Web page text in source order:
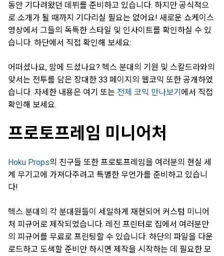
동안 기다려왔던 데뷔를 준비하고 있습니다. 하지만 공식적으
로 소개가 될 때까지 기다리실 필요는 없어요! 새로운 쇼케이스
영상에서 그들의 독특한 스타일 및 인사이트를 확인하실 수 있
습니다. 하단에서 직접 확인해 보세요:
어떠셨나요, 맘에 드셨나요? 헥스 분대의 기원 및 스칼드라와의
맞서는 전투를 담은 장대한 33 페이지의 웹코믹 또한 공개하였
습니다. 자세한 내용은 여기 또는 전체 코믹 만나보기 에서 직접
확인해 보세요.
프로토프레임 미니어처
Hoku Props의 친구들 또한 프로토프레임을 여러분의 현실 세
계 무기고에 가져다주려고 특별한 무언가를 준비하고 있습니
다!
헥스 분대의 각 분대원들이 세밀하게 재현되어 커스텀 미니어
처 피규어로 제작되었습니다. 레진 프린터로 집에서 여러분만
의 피규어를 무료로 프린팅할 수 있습니다. 하단의 파일을 다운
로드하고 도색할 준비만 하시면 제작을 시작하는 데 필요한 모